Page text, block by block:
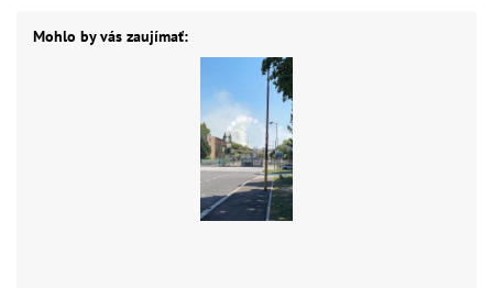
Mohlo by vás zaujímať: